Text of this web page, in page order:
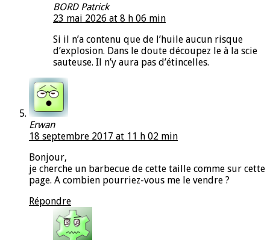
BORD Patrick
23 mai 2026 at 8 h 06 min
Si il n’a contenu que de l’huile aucun risque
d’explosion. Dans le doute découpez le à la scie
sauteuse. Il n’y aura pas d’étincelles.
Erwan
18 septembre 2017 at 11 h 02 min
Bonjour,
je cherche un barbecue de cette taille comme sur cette
page. A combien pourriez-vous me le vendre ?
Répondre